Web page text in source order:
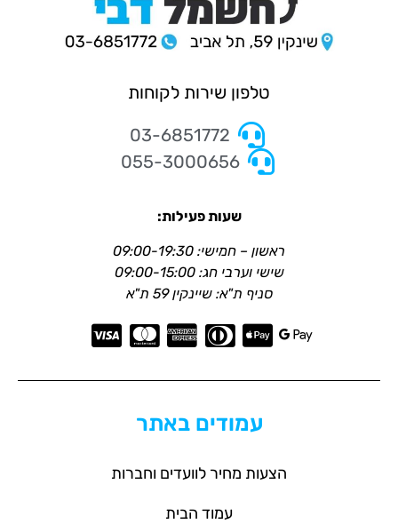
טלפון שירות לקוחות
03-6851772
055-3000656
שעות פעילות:
ראשון – חמישי: 09:00-19:30
שישי וערבי חג: 09:00-15:00
סניף ת"א: שיינקין 59 ת"א
עמודים באתר
הצעות מחיר לוועדים וחברות
עמוד הבית